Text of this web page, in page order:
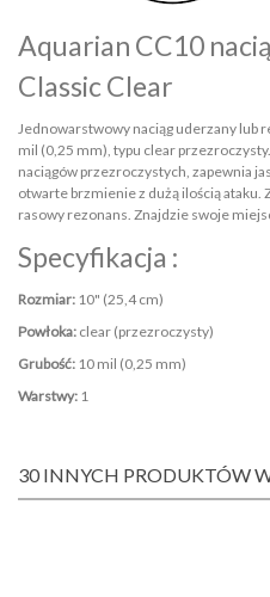
Aquarian CC10
Classic Clear
Jednowarstwowy naciąg uderzany lub
mil (0,25 mm), typu clear
naciągów przezroczystych, zapewnia
otwarte brzmienie z dużą ilością ataku.
rasowy rezonans. Znajdzie swoje
Specyfikacja :
Rozmiar: 10" (25,4 cm)
Powłoka: clear (przezroczysty)
Grubość: 10 mil (0,25 mm)
Warstwy: 1
30 INNYCH PRODUKTÓW